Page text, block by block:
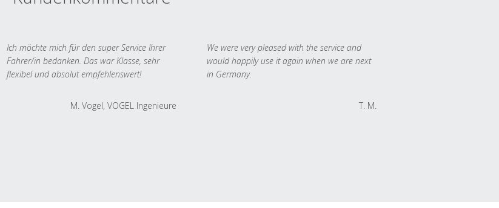
Ich möchte mich für den super Service Ihrer
Fahrer/in bedanken. Das war Klasse, sehr
flexibel und absolut empfehlenswert!
M. Vogel, VOGEL Ingenieure
We were very pleased with the service and
would happily use it again when we are next
in Germany.
T. M.